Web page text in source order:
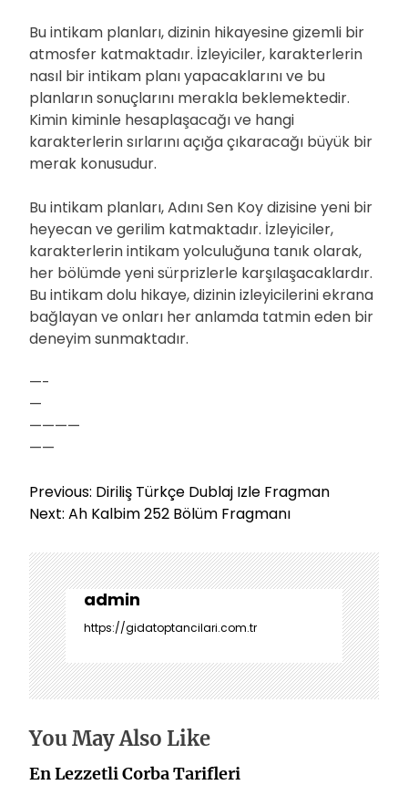
Bu intikam planları, dizinin hikayesine gizemli bir
atmosfer katmaktadır. İzleyiciler, karakterlerin
nasıl bir intikam planı yapacaklarını ve bu
planların sonuçlarını merakla beklemektedir.
Kimin kiminle hesaplaşacağı ve hangi
karakterlerin sırlarını açığa çıkaracağı büyük bir
merak konusudur.
Bu intikam planları, Adını Sen Koy dizisine yeni bir
heyecan ve gerilim katmaktadır. İzleyiciler,
karakterlerin intikam yolculuğuna tanık olarak,
her bölümde yeni sürprizlerle karşılaşacaklardır.
Bu intikam dolu hikaye, dizinin izleyicilerini ekrana
bağlayan ve onları her anlamda tatmin eden bir
deneyim sunmaktadır.
—-
—
————
——
Y
a
ı
g
e
z
i
n
m
s
i
Previous: Diriliş Türkçe Dublaj Izle Fragman
Next: Ah Kalbim 252 Bölüm Fragmanı
admin
https://gidatoptancilari.com.tr
You May Also Like
En Lezzetli Corba Tarifleri